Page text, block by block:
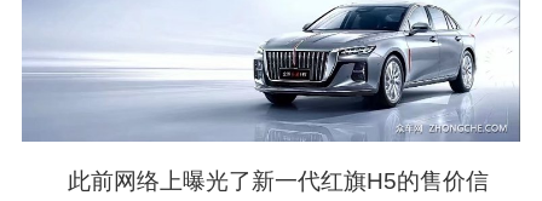
此前网络上曝光了新一代红旗H5的售价信